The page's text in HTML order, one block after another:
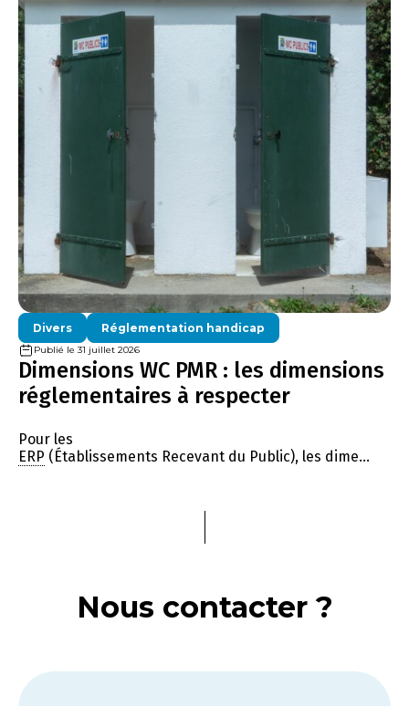
Divers Réglementation handicap
Publié le 31 juillet 2026
Dimensions WC PMR : les dimensions
réglementaires à respecter
Pour les
ERP (Établissements Recevant du Public), les dime...
Nous contacter ?